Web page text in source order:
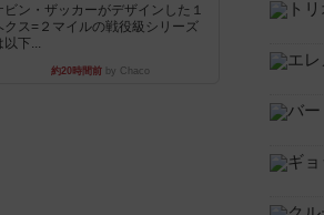
ビン・ザッカーがデザインした１
クス=２マイルの戦役級シリーズ
以下...
約20時間前by Chaco